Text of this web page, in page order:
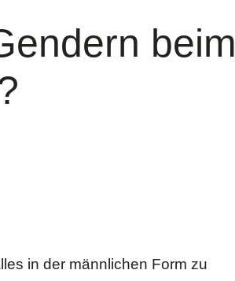
beim
in der männlichen Form zu